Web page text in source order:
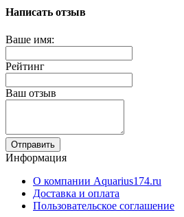
Написать отзыв
Ваше имя:
Рейтинг
Ваш отзыв
Отправить
Информация
О компании Aquarius174.ru
Доставка и оплата
Пользовательское соглашение